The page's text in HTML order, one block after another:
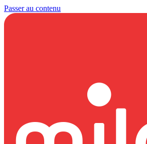
Passer au contenu